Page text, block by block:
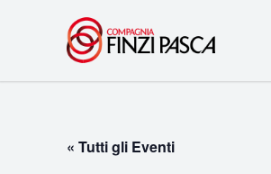
« Tutti gli Eventi